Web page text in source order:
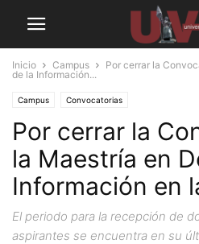
Inicio Campus
Por cerrar la
de la Información...
Campus Convocatorias
Por cerrar la
la Maestría en
Información en
El periodo para la recepción de
aspirantes se encuentra en su